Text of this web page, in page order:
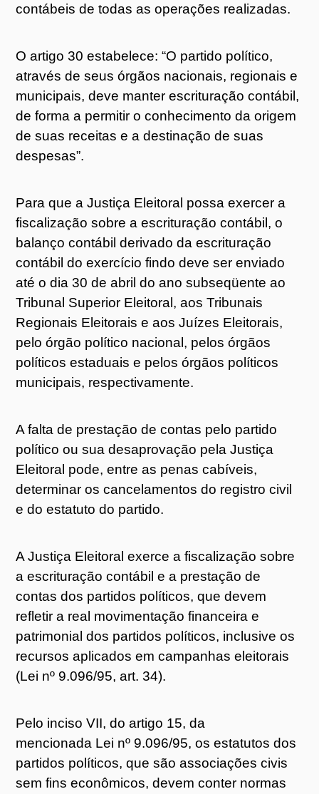
contábeis de todas as operações realizadas.
O artigo 30 estabelece: “O partido político,
através de seus órgãos nacionais, regionais e
municipais, deve manter escrituração contábil,
de forma a permitir o conhecimento da origem
de suas receitas e a destinação de suas
despesas”.
Para que a Justiça Eleitoral possa exercer a
fiscalização sobre a escrituração contábil, o
balanço contábil derivado da escrituração
contábil do exercício findo deve ser enviado
até o dia 30 de abril do ano subseqüente ao
Tribunal Superior Eleitoral, aos Tribunais
Regionais Eleitorais e aos Juízes Eleitorais,
pelo órgão político nacional, pelos órgãos
políticos estaduais e pelos órgãos políticos
municipais, respectivamente.
A falta de prestação de contas pelo partido
político ou sua desaprovação pela Justiça
Eleitoral pode, entre as penas cabíveis,
determinar os cancelamentos do registro civil
e do estatuto do partido.
A Justiça Eleitoral exerce a fiscalização sobre
a escrituração contábil e a prestação de
contas dos partidos políticos, que devem
refletir a real movimentação financeira e
patrimonial dos partidos políticos, inclusive os
recursos aplicados em campanhas eleitorais
(Lei nº 9.096/95, art. 34).
Pelo inciso VII, do artigo 15, da
mencionada Lei nº 9.096/95, os estatutos dos
partidos políticos, que são associações civis
sem fins econômicos, devem conter normas